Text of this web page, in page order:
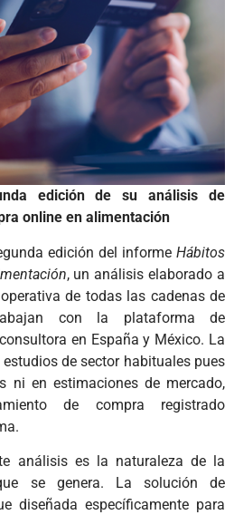
edición de su análisis de
online en alimentación
edición del informe Hábitos
, un análisis elaborado a
de todas las cadenas de
con la plataforma de
en España y México. La
de sector habituales pues
ni en estimaciones de mercado,
de compra registrado
análisis es la naturaleza de la
se genera. La solución de
diseñada específicamente para